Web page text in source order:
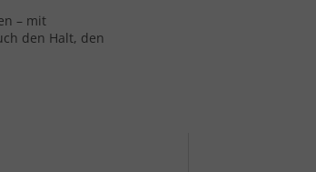
– mit
den Halt, den